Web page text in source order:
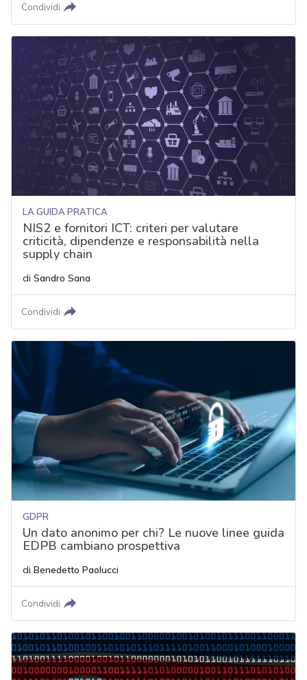
Condividi
LA GUIDA PRATICA
NIS2 e fornitori ICT: criteri per valutare
criticità, dipendenze e responsabilità nella
supply chain
di Sandro Sana
Condividi
GDPR
Un dato anonimo per chi? Le nuove linee guida
EDPB cambiano prospettiva
di Benedetto Paolucci
Condividi